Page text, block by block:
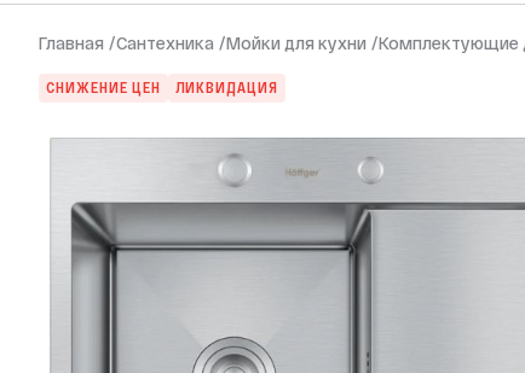
Главная /Сантехника /Мойки для кухни /Комплектующие
СНИЖЕНИЕ ЦЕН ЛИКВИДАЦИЯ